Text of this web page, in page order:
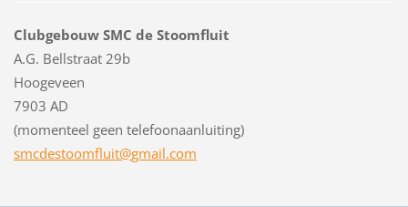
Clubgebouw SMC de Stoomfluit
A.G. Bellstraat 29b
Hoogeveen
7903 AD
(momenteel geen telefoonaanluiting)
smcdestoomfluit@gmail.com